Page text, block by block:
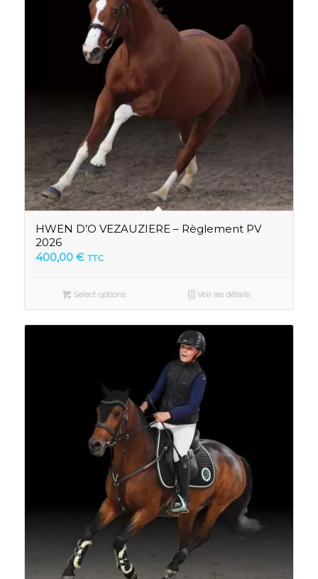
HWEN D’O VEZAUZIERE – Règlement PV
2026
400,00 € TTC
Select options Voir les détails